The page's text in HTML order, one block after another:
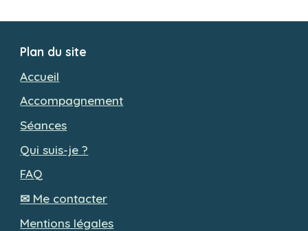
Plan du site
Accueil
Accompagnement
Séances
Qui suis-je ?
FAQ
✉ Me contacter
Mentions légales